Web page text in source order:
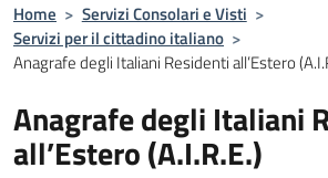
Home > Servizi Consolari e Visti >
Servizi per il cittadino italiano >
Anagrafe degli Italiani Residenti all’Estero
Anagrafe degli Italiani
all’Estero (A.I.R.E.)